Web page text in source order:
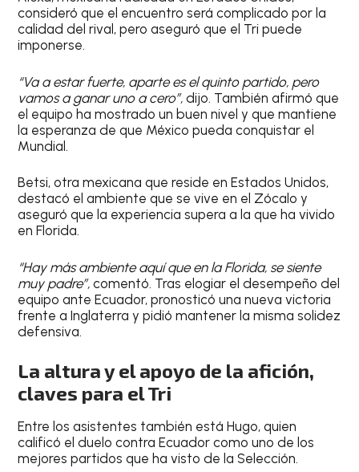
consideró que el encuentro será complicado por la
calidad del rival, pero aseguró que el Tri puede
imponerse.
“Va a estar fuerte, aparte es el quinto partido, pero
vamos a ganar uno a cero”, dijo. También afirmó que
el equipo ha mostrado un buen nivel y que mantiene
la esperanza de que México pueda conquistar el
Mundial.
Betsi, otra mexicana que reside en Estados Unidos,
destacó el ambiente que se vive en el Zócalo y
aseguró que la experiencia supera a la que ha vivido
en Florida.
“Hay más ambiente aquí que en la Florida, se siente
muy padre”, comentó. Tras elogiar el desempeño del
equipo ante Ecuador, pronosticó una nueva victoria
frente a Inglaterra y pidió mantener la misma solidez
defensiva.
La altura y el apoyo de la afición,
claves para el Tri
Entre los asistentes también está Hugo, quien
calificó el duelo contra Ecuador como uno de los
mejores partidos que ha visto de la Selección.